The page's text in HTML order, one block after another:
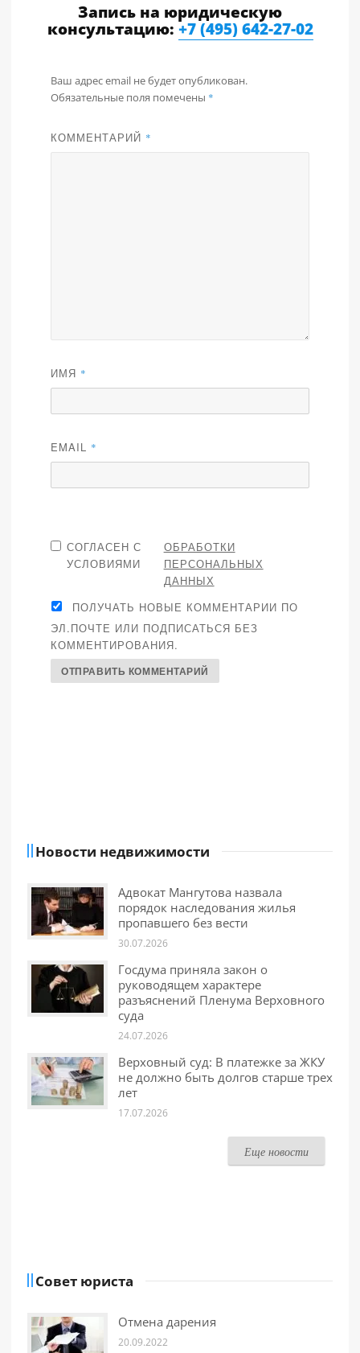
Запись на юридическую
консультацию: +7 (495) 642-27-02
Ваш адрес email не будет опубликован.
Обязательные поля помечены *
КОММЕНТАРИЙ *
ИМЯ *
EMAIL *
СОГЛАСЕН С
УСЛОВИЯМИ
ОБРАБОТКИ
ПЕРСОНАЛЬНЫХ
ДАННЫХ
ПОЛУЧАТЬ НОВЫЕ КОММЕНТАРИИ ПО
ЭЛ.ПОЧТЕ ИЛИ ПОДПИСАТЬСЯ БЕЗ
КОММЕНТИРОВАНИЯ.
Новости недвижимости
Адвокат Мангутова назвала
порядок наследования жилья
пропавшего без вести
30.07.2026
Госдума приняла закон о
руководящем характере
разъяснений Пленума Верховного
суда
24.07.2026
Верховный суд: В платежке за ЖКУ
не должно быть долгов старше трех
лет
17.07.2026
Еще новости
Совет юриста
Отмена дарения
20.09.2022